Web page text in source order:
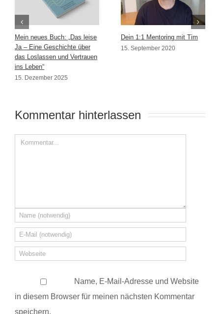
Mein neues Buch: „Das leise
Ja – Eine Geschichte über
das Loslassen und Vertrauen
ins Leben“
15. Dezember 2025
Dein 1:1 Mentoring mit Tim
15. September 2020
Kommentar hinterlassen
Name, E-Mail-Adresse und Website
in diesem Browser für meinen nächsten Kommentar
speichern.